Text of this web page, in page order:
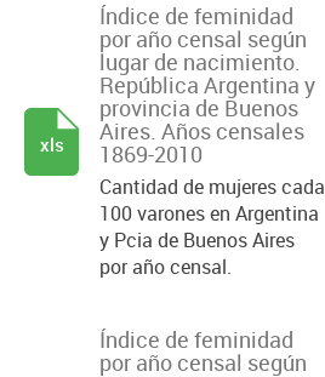
Índice de feminidad
por año censal según
lugar de nacimiento.
República Argentina y
provincia de Buenos
Aires. Años censales
1869-2010
Cantidad de mujeres cada
100 varones en Argentina
y Pcia de Buenos Aires
por año censal.
xls
Índice de feminidad
por año censal según